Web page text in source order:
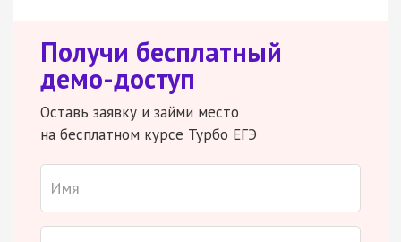
Получи бесплатный
демо-доступ
Оставь заявку и займи место
на бесплатном курсе Турбо ЕГЭ